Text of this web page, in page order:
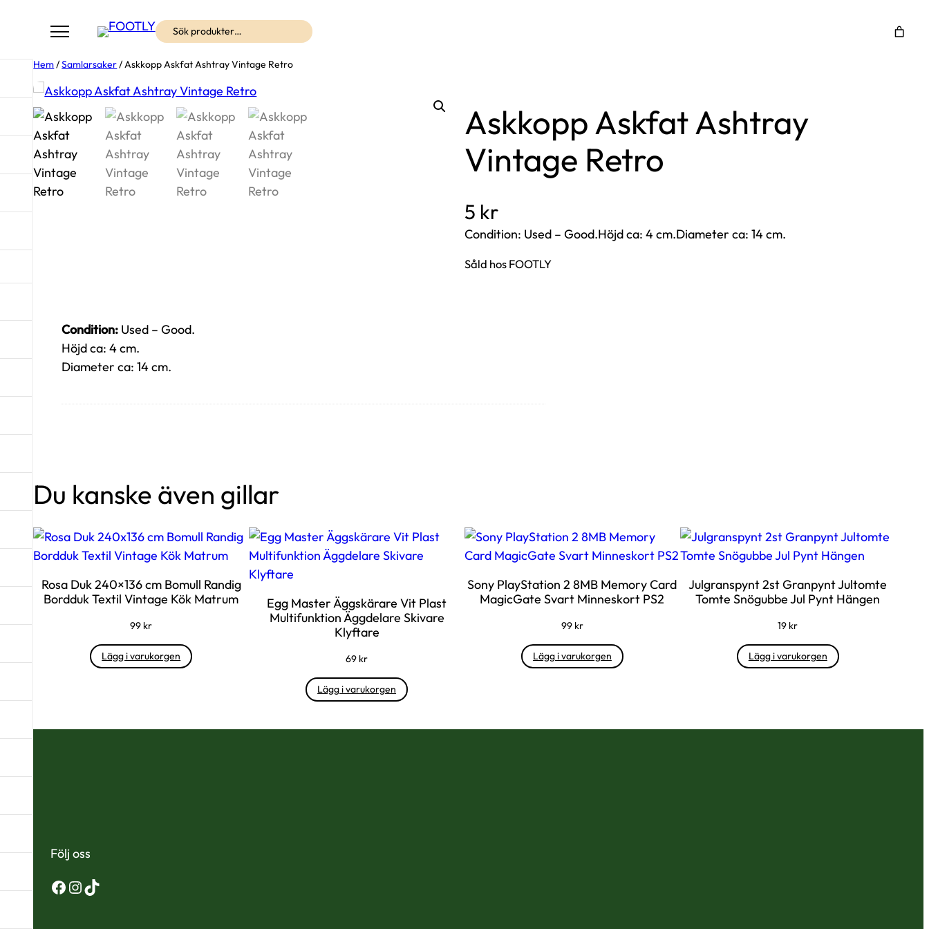
Sök
Hem/Samlarsaker/ Askkopp Askfat Ashtray Vintage Retro
Askkopp Askfat Ashtray
Vintage Retro
5 kr
Condition: Used – Good.Höjd ca: 4 cm.Diameter ca: 14 cm.
Såld hos FOOTLY
Condition: Used – Good.
Höjd ca: 4 cm.
Diameter ca: 14 cm.
Du kanske även gillar
Rosa Duk 240×136 cm Bomull Randig
Bordduk Textil Vintage Kök Matrum
99 kr
Lägg i varukorgen
Egg Master Äggskärare Vit Plast
Multifunktion Äggdelare Skivare
Klyftare
69 kr
Lägg i varukorgen
Sony PlayStation 2 8MB Memory Card
MagicGate Svart Minneskort PS2
99 kr
Lägg i varukorgen
Julgranspynt 2st Granpynt Jultomte
Tomte Snögubbe Jul Pynt Hängen
19 kr
Lägg i varukorgen
Följ oss
Facebook
Instagram
TikTok